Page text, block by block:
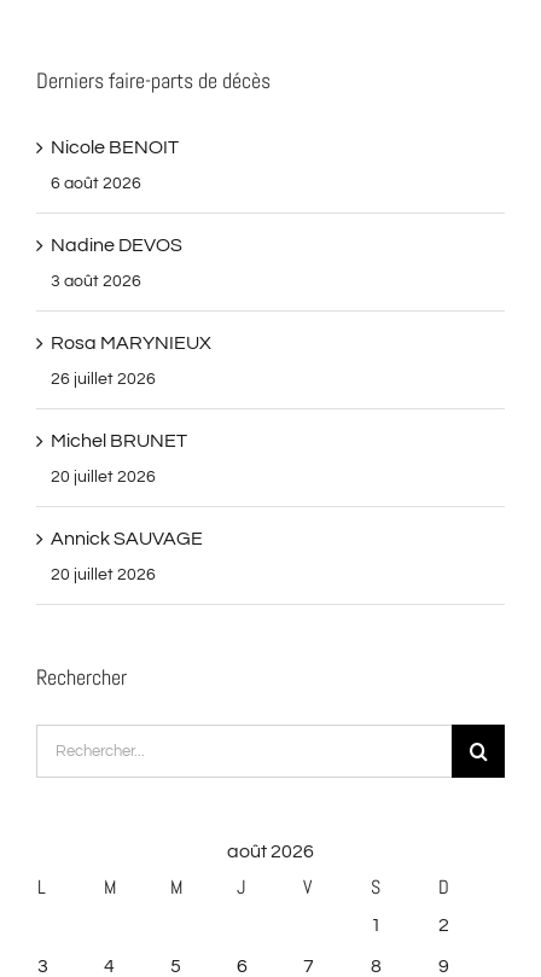
Derniers faire-parts de décès
Nicole BENOIT
6 août 2026
Nadine DEVOS
3 août 2026
Rosa MARYNIEUX
26 juillet 2026
Michel BRUNET
20 juillet 2026
Annick SAUVAGE
20 juillet 2026
Rechercher
Rechercher:
août 2026
L M M J V S D
1 2
3 4 5 6 7 8 9